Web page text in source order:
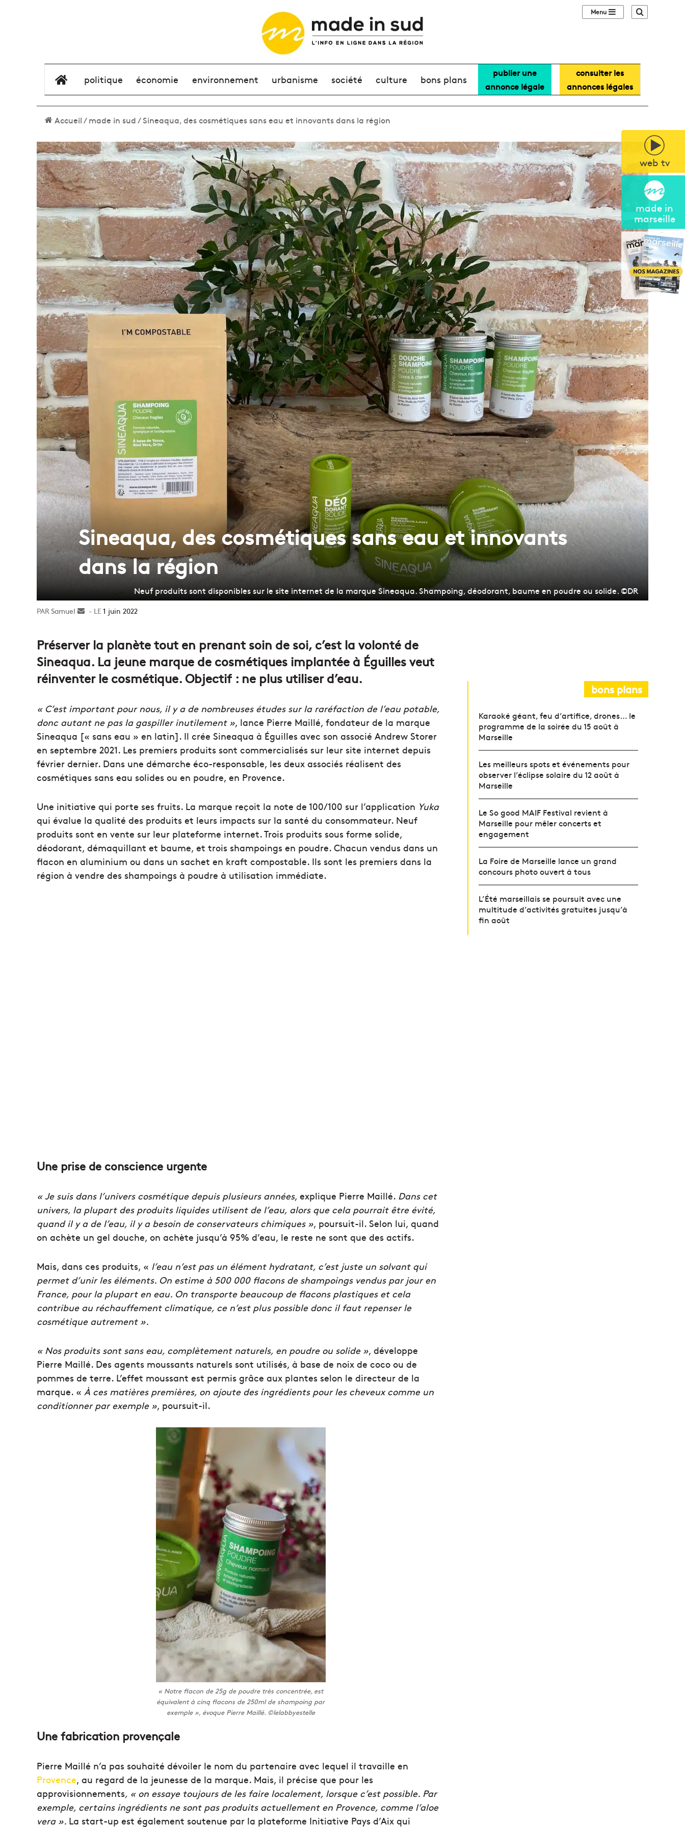
web tv
made in
marseille
Sidebar (barre
élément de menu
politique économie environnement urbanisme société culture bons plans
publier une
annonce légale
consulter les
annonces légales
Accueil/made in sud/Sineaqua, des cosmétiques sans eau et innovants dans la région
Sineaqua, des cosmétiques sans eau et innovants
dans la région
Neuf produits sont disponibles sur le site internet de la marque Sineaqua. Shampoing, déodorant, baume en poudre ou solide. ©DR
Samuel
Envoyer1 juin 2022
Préserver la planète tout en prenant soin de soi, c’est la volonté de
Sineaqua. La jeune marque de cosmétiques implantée à Éguilles veut
réinventer le cosmétique. Objectif : ne plus utiliser d’eau.
« C’est important pour nous, il y a de nombreuses études sur la raréfaction de l’eau potable,
donc autant ne pas la gaspiller inutilement », lance Pierre Maillé, fondateur de la marque
Sineaqua [« sans eau » en latin]. Il crée Sineaqua à Éguilles avec son associé Andrew Storer
en septembre 2021. Les premiers produits sont commercialisés sur leur site internet depuis
février dernier. Dans une démarche éco-responsable, les deux associés réalisent des
cosmétiques sans eau solides ou en poudre, en Provence.
Une initiative qui porte ses fruits. La marque reçoit la note de 100/100 sur l’application Yuka
qui évalue la qualité des produits et leurs impacts sur la santé du consommateur. Neuf
produits sont en vente sur leur plateforme internet. Trois produits sous forme solide,
déodorant, démaquillant et baume, et trois shampoings en poudre. Chacun vendus dans un
flacon en aluminium ou dans un sachet en kraft compostable. Ils sont les premiers dans la
région à vendre des shampoings à poudre à utilisation immédiate.
Une prise de conscience urgente
« Je suis dans l’univers cosmétique depuis plusieurs années, explique Pierre Maillé. Dans cet
univers, la plupart des produits liquides utilisent de l’eau, alors que cela pourrait être évité,
quand il y a de l’eau, il y a besoin de conservateurs chimiques », poursuit-il. Selon lui, quand
on achète un gel douche, on achète jusqu’à 95% d’eau, le reste ne sont que des actifs.
Mais, dans ces produits, « l’eau n’est pas un élément hydratant, c’est juste un solvant qui
permet d’unir les éléments. On estime à 500 000 flacons de shampoings vendus par jour en
France, pour la plupart en eau. On transporte beaucoup de flacons plastiques et cela
contribue au réchauffement climatique, ce n’est plus possibledonc il faut repenser le
cosmétique autrement ».
« Nos produits sont sans eau, complètement naturels, en poudre ou solide », développe
Pierre Maillé. Des agents moussants naturels sont utilisés, à base de noix de coco ou de
pommes de terre. L’effet moussant est permis grâce aux plantes selon le directeur de la
marque. « À ces matières premières, on ajoute des ingrédients pour les cheveux comme un
conditionner par exemple », poursuit-il.
« Notre flacon de 25g de poudre très concentrée, est
équivalent à cinq flacons de 250ml de shampoing par
exemple », évoque Pierre Maillé. ©lelabbyestelle
Une fabrication provençale
Pierre Maillé n’a pas souhaité dévoiler le nom du partenaire avec lequel il travaille en
Provence, au regard de la jeunesse de la marque. Mais, il précise que pour les
approvisionnements, « on essaye toujours de les faire localement, lorsque c’est possible. Par
exemple, certains ingrédients ne sont pas produits actuellement en Provence, comme l’aloe
vera ». La start-up est également soutenue par la plateforme Initiative Pays d’Aix qui
bons plans
Karaoké géant, feu d’artifice, drones… le
programme de la soirée du 15 août à
Marseille
Les meilleurs spots et événements pour
observer l’éclipse solaire du 12 août à
Marseille
Le So good MAIF Festival revient à
Marseille pour mêler concerts et
engagement
La Foire de Marseille lance un grand
concours photo ouvert à tous
L’Été marseillais se poursuit avec une
multitude d’activités gratuites jusqu’à
fin août